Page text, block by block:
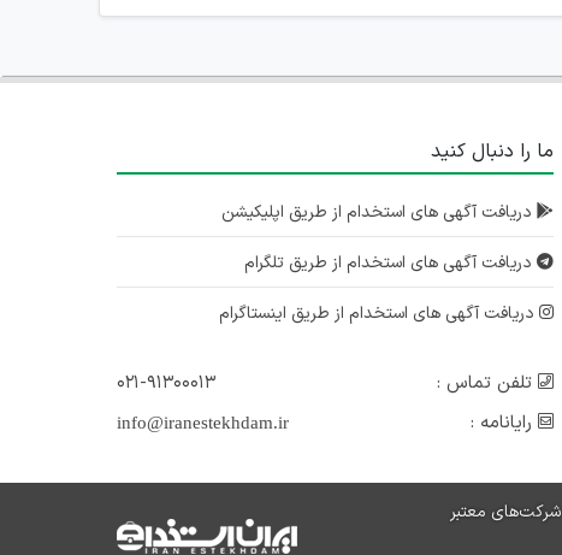
ما را دنبال کنید
دریافت آگهی های استخدام از طریق اپلیکیشن
دریافت آگهی های استخدام از طریق تلگرام
دریافت آگهی های استخدام از طریق اینستاگرام
تلفن تماس :
۰۲۱-۹۱۳۰۰۰۱۳
رایانامه :
info@iranestekhdam.ir
شرکت‌های معتبر